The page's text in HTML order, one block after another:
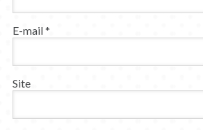
E-mail*
Site